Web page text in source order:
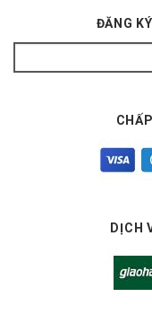
ĐĂNG
DỊCH